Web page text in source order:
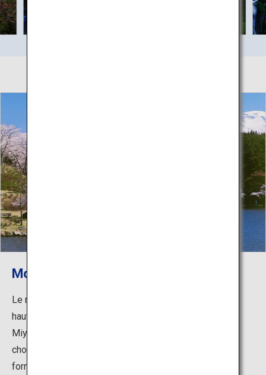
Mont Chokai
Le mont Chokai est une montagne de 2 236 mètres de
haut nichée à la frontière des préfectures d'Akita et de
Miyagi. Il s'agit d'un pic volcanique situé face à l'océan,
chose très rare au Japon. En raison de sa magnifique
forme qui ressemble au mont Fuji, la montagne est